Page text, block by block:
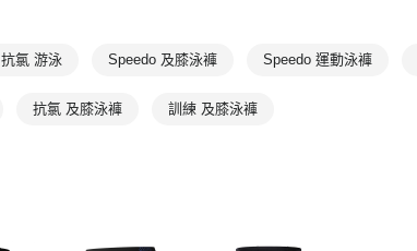
抗氯 游泳 Speedo 及膝泳褲 Speedo 運動泳褲
抗氯 及膝泳褲 訓練 及膝泳褲